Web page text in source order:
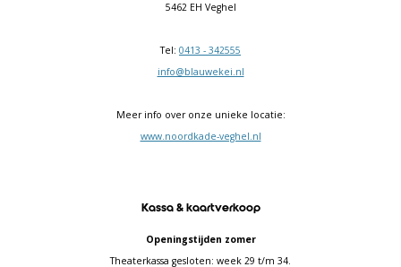
5462 EH Veghel
Tel: 0413 - 342555
info@blauwekei.nl
Meer info over onze unieke locatie:
www.noordkade-veghel.nl
Kassa & kaartverkoop
Openingstijden zomer
Theaterkassa gesloten: week 29 t/m 34.